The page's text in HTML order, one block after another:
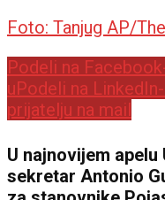
Foto: Tanjug AP/
Podeli na
uPodeli na
prijatelju na mail
U najnovijem
sekretar Antonio